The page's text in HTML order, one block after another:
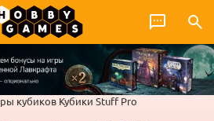
кубиков Кубики Stuff Pro